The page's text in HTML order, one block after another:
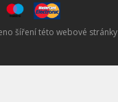
šíření této webové stránky